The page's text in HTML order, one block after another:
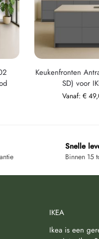
Keukenfronten
SD) voor
Vanaf:€
Snelle
Binnen 15
IKEA
Ikea is een